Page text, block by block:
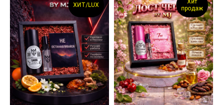
ХИТ/LUX
Хит
продаж